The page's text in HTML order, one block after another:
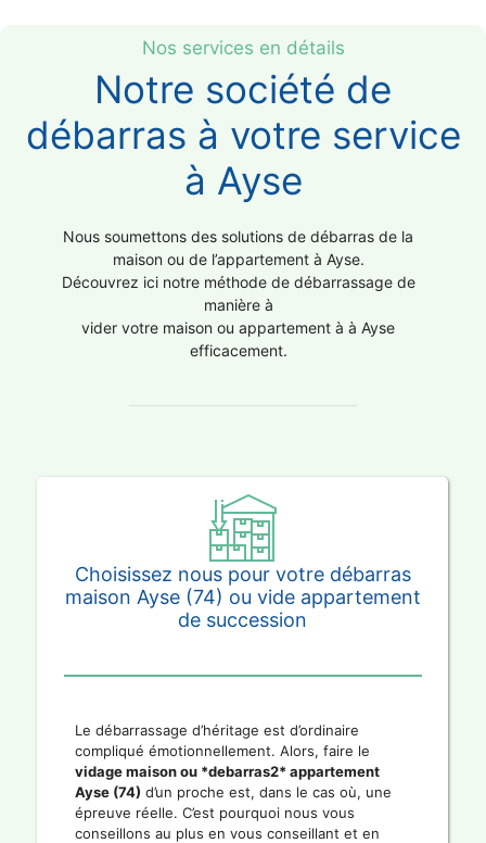
Nos services en détails
Notre société de
débarras à votre service
à Ayse
Nous soumettons des solutions de débarras de la
maison ou de l’appartement à Ayse.
Découvrez ici notre méthode de débarrassage de
manière à
vider votre maison ou appartement à à Ayse
efficacement.
Choisissez nous pour votre débarras
maison Ayse (74) ou vide appartement
de succession
Le débarrassage d’héritage est d’ordinaire
compliqué émotionnellement. Alors, faire le
vidage maison ou *debarras2* appartement
Ayse (74) d’un proche est, dans le cas où, une
épreuve réelle. C’est pourquoi nous vous
conseillons au plus en vous conseillant et en